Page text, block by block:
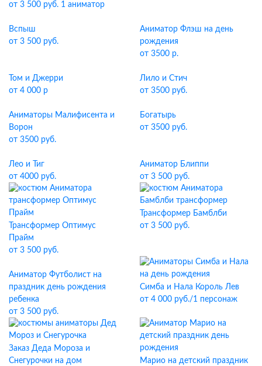
от 3 500 руб. 1 аниматор
Вспыш
от 3 500 руб.
Аниматор Флэш на день
рождения
от 3500 р.
Том и Джерри
от 4 000 р
Лило и Стич
от 3500 руб.
Аниматоры Малифисента и
Ворон
от 3500 руб.
Богатырь
от 3500 руб.
Лео и Тиг
от 4000 руб.
Аниматор Блиппи
от 3 500 руб.
Трансформер Оптимус
Прайм
от 3 500 руб.
Трансформер Бамблби
от 3 500 руб.
Аниматор Футболист на
праздник день рождения
ребенка
от 3 500 руб.
Симба и Нала Король Лев
от 4 000 руб./1 персонаж
Заказ Деда Мороза и
Снегурочки на дом
Марио на детский праздник